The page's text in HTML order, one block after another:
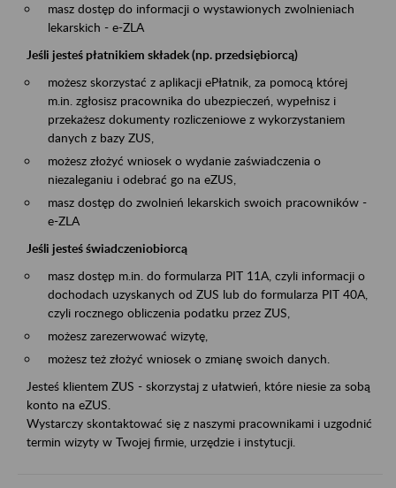
masz dostęp do informacji o wystawionych zwolnieniach
lekarskich - e-ZLA
Jeśli jesteś płatnikiem składek (np. przedsiębiorcą)
możesz skorzystać z aplikacji ePłatnik, za pomocą której
m.in. zgłosisz pracownika do ubezpieczeń, wypełnisz i
przekażesz dokumenty rozliczeniowe z wykorzystaniem
danych z bazy ZUS,
możesz złożyć wniosek o wydanie zaświadczenia o
niezaleganiu i odebrać go na eZUS,
masz dostęp do zwolnień lekarskich swoich pracowników -
e-ZLA
Jeśli jesteś świadczeniobiorcą
masz dostęp m.in. do formularza PIT 11A, czyli informacji o
dochodach uzyskanych od ZUS lub do formularza PIT 40A,
czyli rocznego obliczenia podatku przez ZUS,
możesz zarezerwować wizytę,
możesz też złożyć wniosek o zmianę swoich danych.
Jesteś klientem ZUS - skorzystaj z ułatwień, które niesie za sobą
konto na eZUS.
Wystarczy skontaktować się z naszymi pracownikami i uzgodnić
termin wizyty w Twojej firmie, urzędzie i instytucji.